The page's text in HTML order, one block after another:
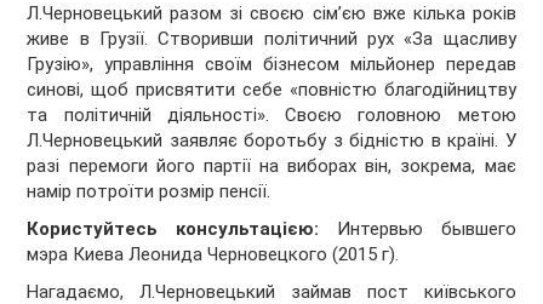
Л.Черновецький разом зі своєю сім’єю вже кілька років
живе в Грузії. Створивши політичний рух «За щасливу
Грузію», управління своїм бізнесом мільйонер передав
синові, щоб присвятити себе «повністю благодійництву
та політичній діяльності». Своєю головною метою
Л.Черновецький заявляє боротьбу з бідністю в країні. У
разі перемоги його партії на виборах він, зокрема, має
намір потроїти розмір пенсії.
Користуйтесь консультацією: Интервью бывшего
мэра Киева Леонида Черновецкого (2015 г).
Нагадаємо, Л.Черновецький займав пост київського